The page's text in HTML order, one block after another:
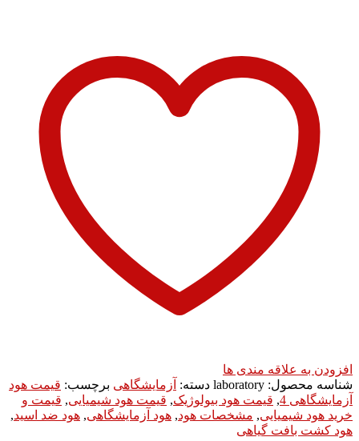
افزودن به علاقه مندی ها
شناسه محصول: laboratory دسته: آزمایشگاهی برچسب: قیمت هود
آزمایشگاهی 4
, قیمت هود بیولوژیک, قیمت هود شیمیایی, قیمت و
خرید هود شیمیایی, مشخصات هود, هود آزمایشگاهی, هود ضد اسید,
هود کشت بافت گیاهی